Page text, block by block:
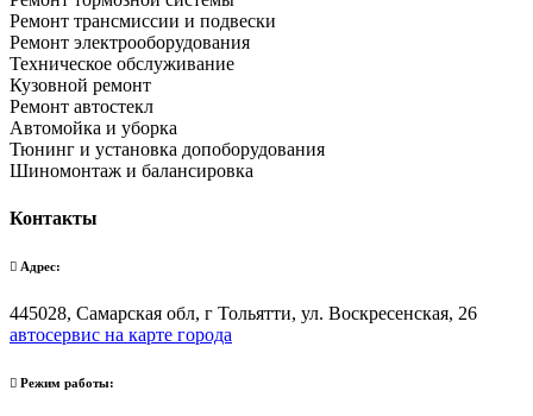
Ремонт трансмиссии и подвески
Ремонт электрооборудования
Техническое обслуживание
Кузовной ремонт
Ремонт автостекл
Автомойка и уборка
Тюнинг и установка допоборудования
Шиномонтаж и балансировка
Контакты
Адрес:
445028, Самарская обл, г Тольятти, ул. Воскресенская, 26
автосервис на карте города
Режим работы: